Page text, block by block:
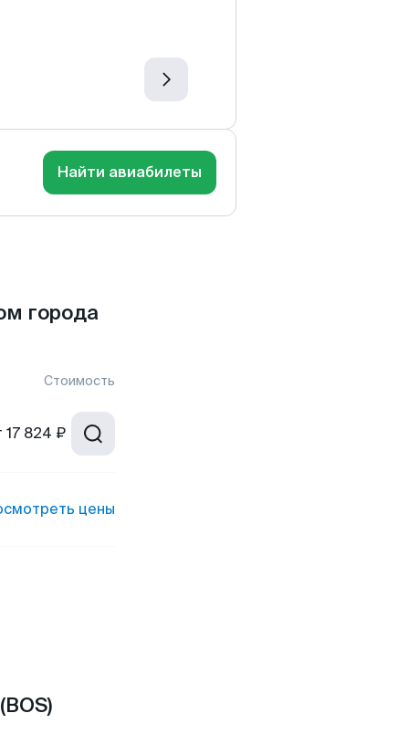
Найти авиабилеты
города
Стоимость
17 824 ₽
цены